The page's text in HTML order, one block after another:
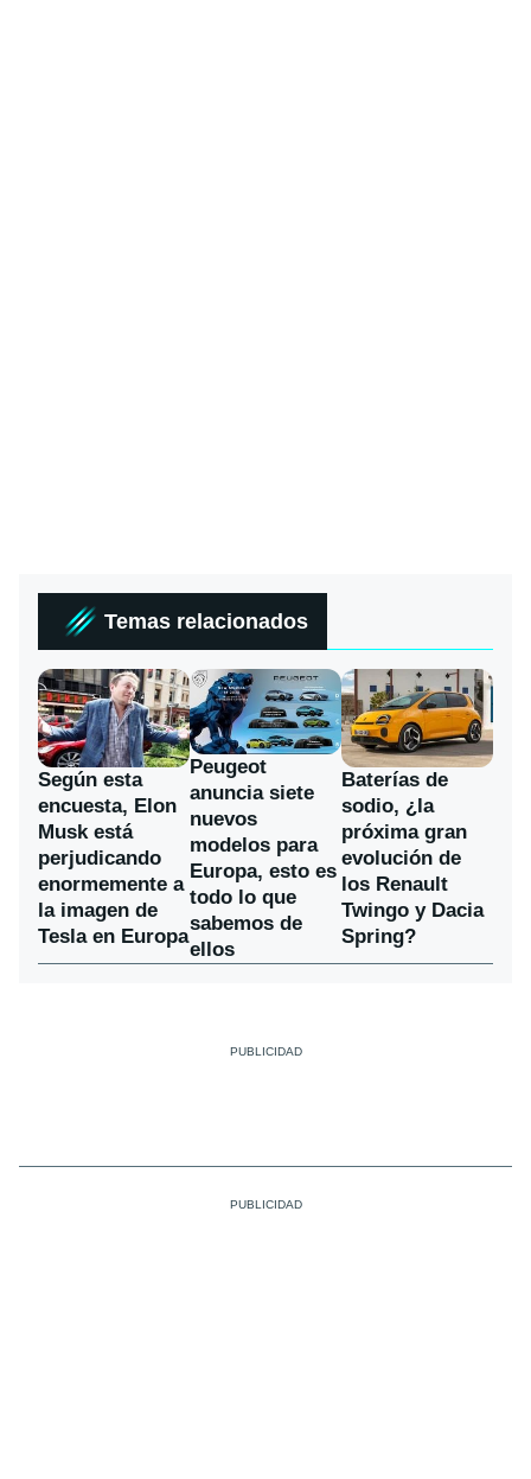
Temas relacionados
Según esta
encuesta, Elon
Musk está
perjudicando
enormemente a
la imagen de
Tesla en Europa
Peugeot
anuncia siete
nuevos
modelos para
Europa, esto es
todo lo que
sabemos de
ellos
Baterías de
sodio, ¿la
próxima gran
evolución de
los Renault
Twingo y Dacia
Spring?